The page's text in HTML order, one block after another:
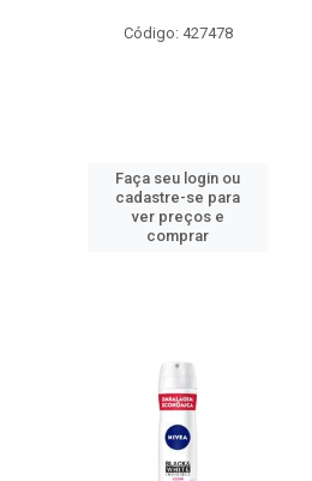
Código: 427478
Faça seu login ou
cadastre-se para
ver preços e
comprar